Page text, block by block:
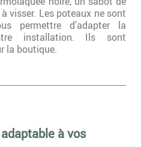
visser. Les poteaux ne sont
permettre d’adapter la
installation. Ils sont
la boutique.
à vos